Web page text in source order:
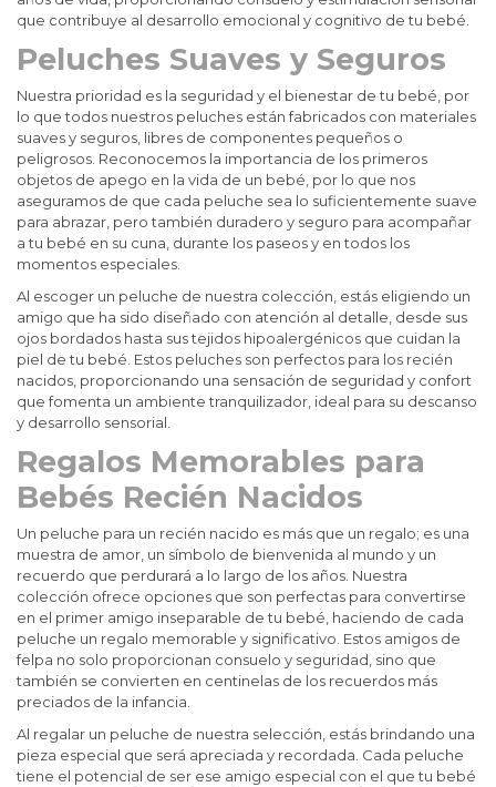
que contribuye al desarrollo emocional y cognitivo de tu bebé.
Peluches Suaves y Seguros
Nuestra prioridad es la seguridad y el bienestar de tu bebé, por
lo que todos nuestros peluches están fabricados con materiales
suaves y seguros, libres de componentes pequeños o
peligrosos. Reconocemos la importancia de los primeros
objetos de apego en la vida de un bebé, por lo que nos
aseguramos de que cada peluche sea lo suficientemente suave
para abrazar, pero también duradero y seguro para acompañar
a tu bebé en su cuna, durante los paseos y en todos los
momentos especiales.
Al escoger un peluche de nuestra colección, estás eligiendo un
amigo que ha sido diseñado con atención al detalle, desde sus
ojos bordados hasta sus tejidos hipoalergénicos que cuidan la
piel de tu bebé. Estos peluches son perfectos para los recién
nacidos, proporcionando una sensación de seguridad y confort
que fomenta un ambiente tranquilizador, ideal para su descanso
y desarrollo sensorial.
Regalos Memorables para
Bebés Recién Nacidos
Un peluche para un recién nacido es más que un regalo; es una
muestra de amor, un símbolo de bienvenida al mundo y un
recuerdo que perdurará a lo largo de los años. Nuestra
colección ofrece opciones que son perfectas para convertirse
en el primer amigo inseparable de tu bebé, haciendo de cada
peluche un regalo memorable y significativo. Estos amigos de
felpa no solo proporcionan consuelo y seguridad, sino que
también se convierten en centinelas de los recuerdos más
preciados de la infancia.
Al regalar un peluche de nuestra selección, estás brindando una
pieza especial que será apreciada y recordada. Cada peluche
tiene el potencial de ser ese amigo especial con el que tu bebé